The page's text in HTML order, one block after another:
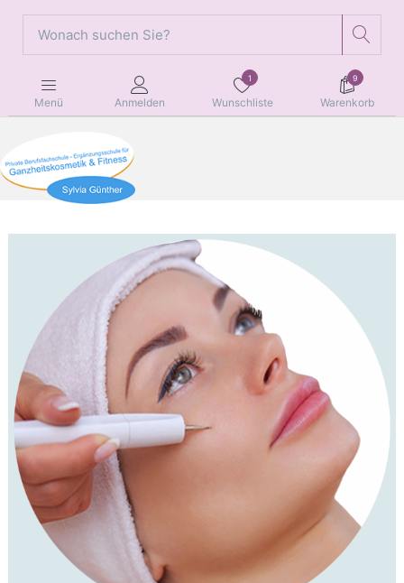
Menü Anmelden
1
Wunschliste
9
Warenkorb